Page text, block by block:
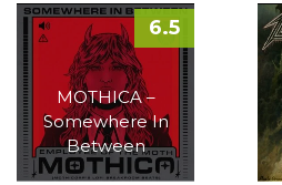
MOTHICA –
Somewhere In
Between
6.5